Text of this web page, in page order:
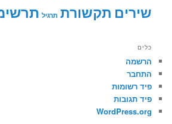
שירים תקשורת תרגיל
כלים
הרשמה
התחבר
פיד רשומות
פיד תגובות
WordPress.org